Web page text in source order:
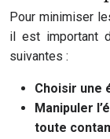
Pour minimiser
il est important
suivantes :
Choisir une
Manipuler
toute